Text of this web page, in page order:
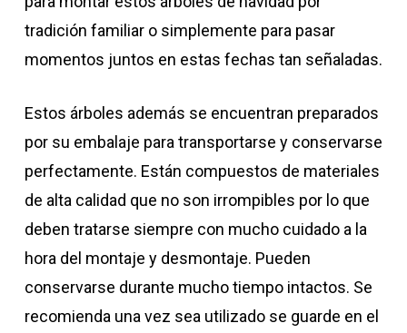
tradición familiar o simplemente para pasar
momentos juntos en estas fechas tan señaladas.
Estos árboles además se encuentran preparados
por su embalaje para transportarse y conservarse
perfectamente. Están compuestos de materiales
de alta calidad que no son irrompibles por lo que
deben tratarse siempre con mucho cuidado a la
hora del montaje y desmontaje. Pueden
conservarse durante mucho tiempo intactos. Se
recomienda una vez sea utilizado se guarde en el